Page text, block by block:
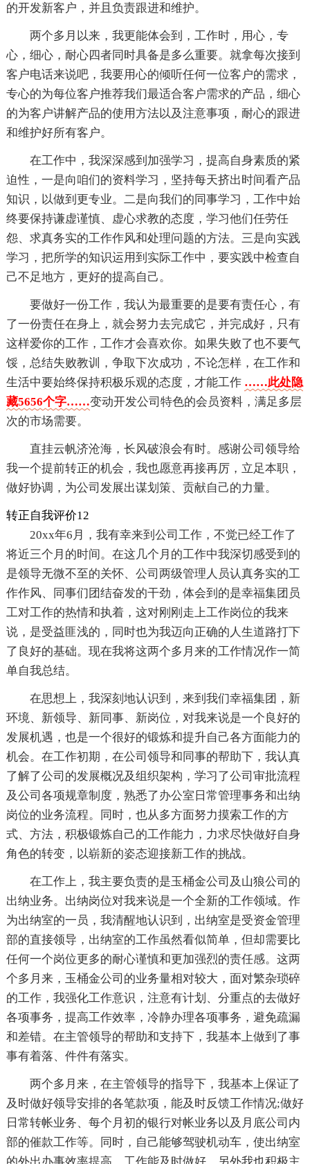
的开发新客户，并且负责跟进和维护。
两个多月以来，我更能体会到，工作时，用心，专
心，细心，耐心四者同时具备是多么重要。就拿每次接到
客户电话来说吧，我要用心的倾听任何一位客户的需求，
专心的为每位客户推荐我们最适合客户需求的产品，细心
的为客户讲解产品的使用方法以及注意事项，耐心的跟进
和维护好所有客户。
在工作中，我深深感到加强学习，提高自身素质的紧
迫性，一是向咱们的资料学习，坚持每天挤出时间看产品
知识，以做到更专业。二是向我们的同事学习，工作中始
终要保持谦虚谨慎、虚心求教的态度，学习他们任劳任
怨、求真务实的工作作风和处理问题的方法。三是向实践
学习，把所学的知识运用到实际工作中，要实践中检查自
己不足地方，更好的提高自己。
要做好一份工作，我认为最重要的是要有责任心，有
了一份责任在身上，就会努力去完成它，并完成好，只有
这样爱你的工作，工作才会喜欢你。如果失败了也不要气
馁，总结失败教训，争取下次成功，不论怎样，在工作和
生活中要始终保持积极乐观的态度，才能工作 ……此处隐
藏5656个字……变动开发公司特色的会员资料，满足多层
次的市场需要。
直挂云帆济沧海，长风破浪会有时。感谢公司领导给
我一个提前转正的机会，我也愿意再接再厉，立足本职，
做好协调，为公司发展出谋划策、贡献自己的力量。
转正自我评价12
20xx年6月，我有幸来到公司工作，不觉已经工作了
将近三个月的时间。在这几个月的工作中我深切感受到的
是领导无微不至的关怀、公司两级管理人员认真务实的工
作作风、同事们团结奋发的干劲，体会到的是幸福集团员
工对工作的热情和执着，这对刚刚走上工作岗位的我来
说，是受益匪浅的，同时也为我迈向正确的人生道路打下
了良好的基础。现在我将这两个多月来的工作情况作一简
单自我总结。
在思想上，我深刻地认识到，来到我们幸福集团，新
环境、新领导、新同事、新岗位，对我来说是一个良好的
发展机遇，也是一个很好的锻炼和提升自己各方面能力的
机会。在工作初期，在公司领导和同事的帮助下，我认真
了解了公司的发展概况及组织架构，学习了公司审批流程
及公司各项规章制度，熟悉了办公室日常管理事务和出纳
岗位的业务流程。同时，也从多方面努力摸索工作的方
式、方法，积极锻炼自己的工作能力，力求尽快做好自身
角色的转变，以崭新的姿态迎接新工作的挑战。
在工作上，我主要负责的是玉桶金公司及山狼公司的
出纳业务。出纳岗位对我来说是一个全新的工作领域。作
为出纳室的一员，我清醒地认识到，出纳室是受资金管理
部的直接领导，出纳室的工作虽然看似简单，但却需要比
任何一个岗位更多的耐心谨慎和更加强烈的责任感。这两
个多月来，玉桶金公司的业务量相对较大，面对繁杂琐碎
的工作，我强化工作意识，注意有计划、分重点的去做好
各项事务，提高工作效率，冷静办理各项事务，避免疏漏
和差错。在主管领导的帮助和支持下，我基本上做到了事
事有着落、件件有落实。
两个多月来，在主管领导的指导下，我基本上保证了
及时做好领导安排的各笔款项，能及时反馈工作情况;做好
日常转帐业务、每个月初的银行对帐业务以及月底公司内
部的催款工作等。同时，自己能够驾驶机动车，使出纳室
的外出办事效率提高，工作能及时做好。另外我也积极主